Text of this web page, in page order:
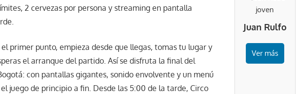
2 cervezas por persona y streaming en pantalla
primer punto, empieza desde que llegas, tomas tu lugar y
el arranque del partido. Así se disfruta la final del
con pantallas gigantes, sonido envolvente y un menú
juego de principio a fin. Desde las 5:00 de la tarde, Circo
Juan Rulfo
Ver más